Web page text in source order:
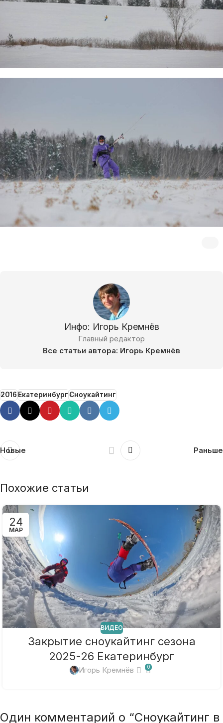
Инфо: Игорь Кремнёв
Главный редактор
Все статьи автора: Игорь Кремнёв
2016ЕкатеринбургСноукайтинг
Новые Раньше
Похожие статьи
24
МАР
ВИДЕО
Закрытие сноукайтинг сезона
2025-26 Екатеринбург
Игорь Кремнёв 0
Один комментарий о “Сноукайтинг в